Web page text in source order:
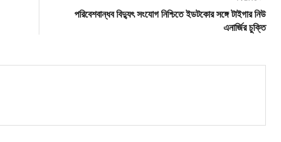
post:
পরিবেশবান্ধব বিদ্যুৎ সংযোগ নিশ্চিতে ইডটকোর সঙ্গে টাইগার নিউ
এনার্জির চুক্তি